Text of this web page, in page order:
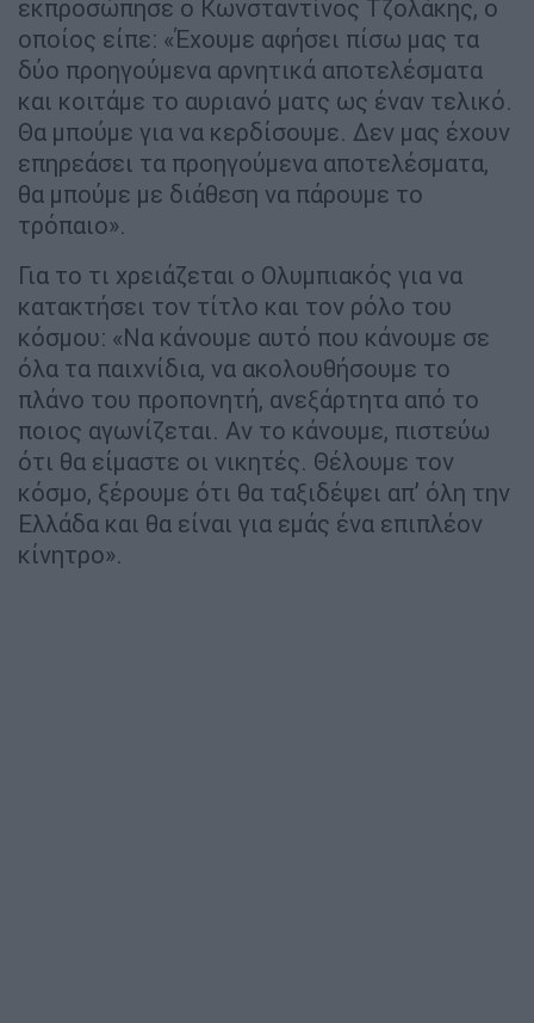
εκπροσώπησε ο Κωνσταντίνος Τζολάκης, ο
οποίος είπε: «Έχουμε αφήσει πίσω μας τα
δύο προηγούμενα αρνητικά αποτελέσματα
και κοιτάμε το αυριανό ματς ως έναν τελικό.
Θα μπούμε για να κερδίσουμε. Δεν μας έχουν
επηρεάσει τα προηγούμενα αποτελέσματα,
θα μπούμε με διάθεση να πάρουμε το
τρόπαιο».
Για το τι χρειάζεται ο Ολυμπιακός για να
κατακτήσει τον τίτλο και τον ρόλο του
κόσμου: «Να κάνουμε αυτό που κάνουμε σε
όλα τα παιχνίδια, να ακολουθήσουμε το
πλάνο του προπονητή, ανεξάρτητα από το
ποιος αγωνίζεται. Αν το κάνουμε, πιστεύω
ότι θα είμαστε οι νικητές. Θέλουμε τον
κόσμο, ξέρουμε ότι θα ταξιδέψει απ’ όλη την
Ελλάδα και θα είναι για εμάς ένα επιπλέον
κίνητρο».